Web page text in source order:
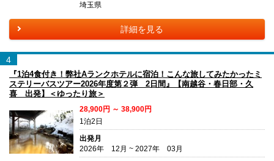
埼玉県
詳細を見る
4
『1泊4食付き！弊社Aランクホテルに宿泊！こんな旅してみたかったミ
ステリーバスツアー2026年度第２弾 2日間』【南越谷・春日部・久
喜 出発】＜ゆったり旅＞
28,900円 ～ 38,900円
1泊2日
出発月
2026年 12月 ~ 2027年 03月